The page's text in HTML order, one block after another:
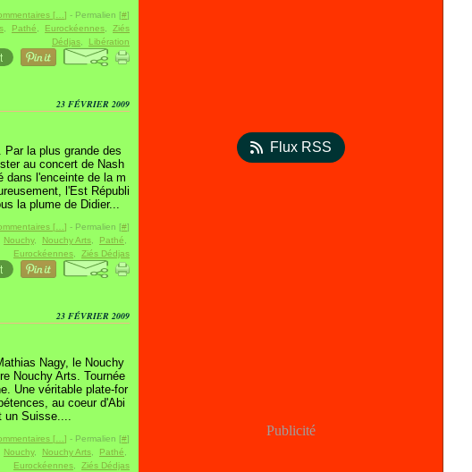
[ ] - Permalien [#]
Pathé Eurockéennes
Ziés
Dédjas
Libération
23 FÉVRIER 2009
la plus grande des
au concert de Nash
dans l'enceinte de la m
l'Est Républi
la plume de Didier...
[ ] - Permalien [#]
Nouchy, Nouchy Arts Pathé
Eurockéennes
Ziés Dédjas
23 FÉVRIER 2009
Nagy, le Nouchy
Nouchy Arts. Tournée
Une véritable plate-for
au coeur d'Abi
un Suisse....
[ ] - Permalien [#]
Nouchy, Nouchy Arts Pathé
Eurockéennes
Ziés Dédjas
Flux RSS
Publicité